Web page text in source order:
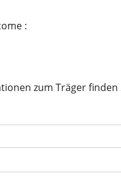
:
zum Träger finden